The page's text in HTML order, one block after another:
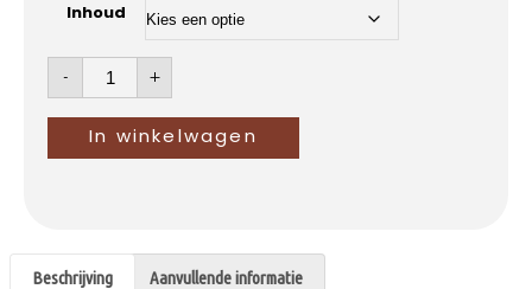
Inhoud
- +
In winkelwagen
Beschrijving Aanvullende informatie